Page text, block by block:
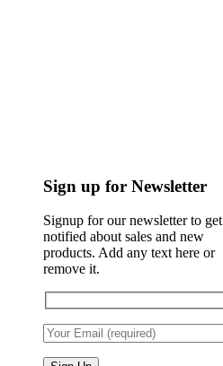
Sign up for Newsletter
Signup for our newsletter to get
notified about sales and new
products. Add any text here or
remove it.